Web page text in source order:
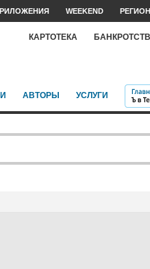
WEEKEND
КАРТОТЕКА
АВТОРЫ УСЛУГИ